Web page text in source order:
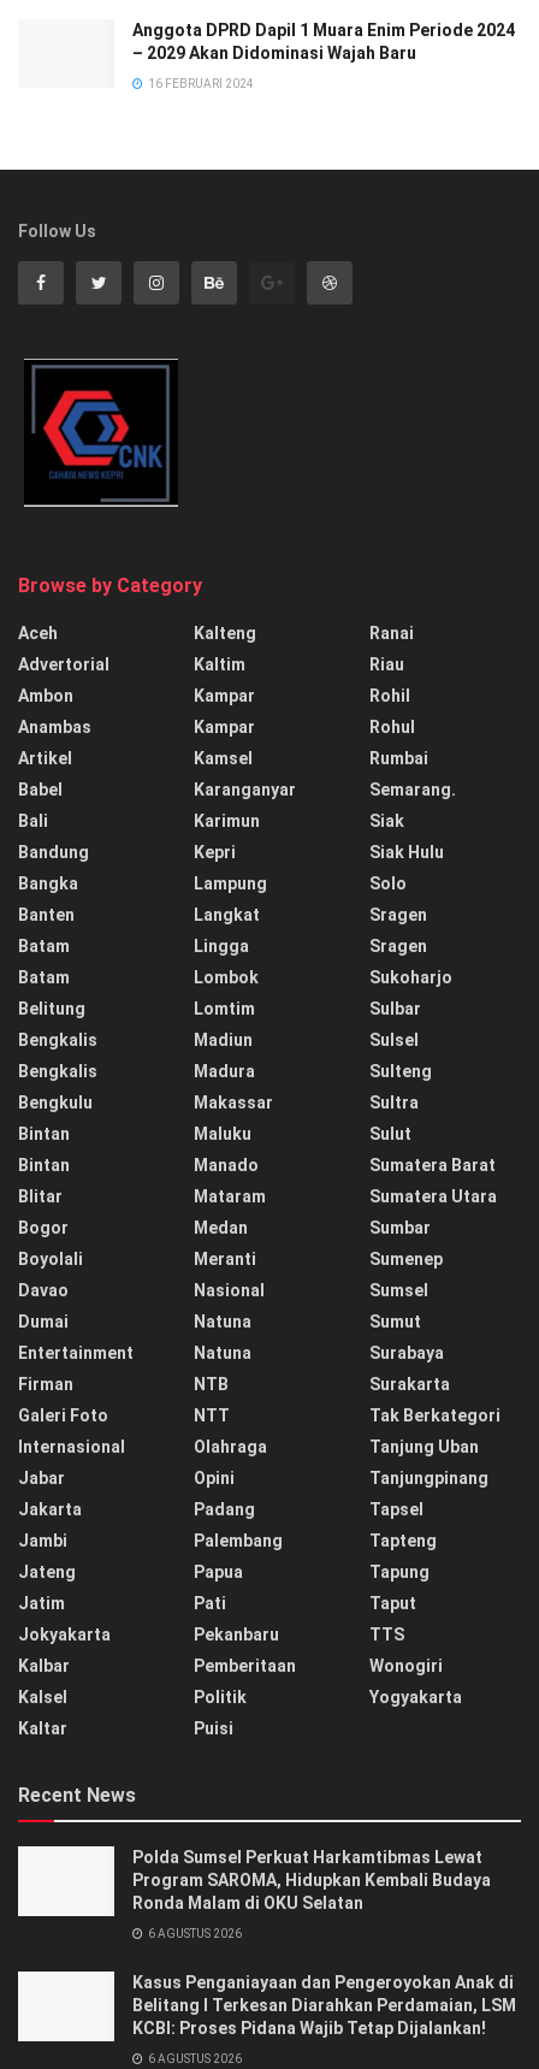
Anggota DPRD Dapil 1 Muara Enim Periode 2024
– 2029 Akan Didominasi Wajah Baru
16 FEBRUARI 2024
Follow Us
Browse by Category
Aceh
Advertorial
Ambon
Anambas
Artikel
Babel
Bali
Bandung
Bangka
Banten
Batam
Batam
Belitung
Bengkalis
Bengkalis
Bengkulu
Bintan
Bintan
Blitar
Bogor
Boyolali
Davao
Dumai
Entertainment
Firman
Galeri Foto
Internasional
Jabar
Jakarta
Jambi
Jateng
Jatim
Jokyakarta
Kalbar
Kalsel
Kaltar
Kalteng
Kaltim
Kampar
Kampar
Kamsel
Karanganyar
Karimun
Kepri
Lampung
Langkat
Lingga
Lombok
Lomtim
Madiun
Madura
Makassar
Maluku
Manado
Mataram
Medan
Meranti
Nasional
Natuna
Natuna
NTB
NTT
Olahraga
Opini
Padang
Palembang
Papua
Pati
Pekanbaru
Pemberitaan
Politik
Puisi
Ranai
Riau
Rohil
Rohul
Rumbai
Semarang.
Siak
Siak Hulu
Solo
Sragen
Sragen
Sukoharjo
Sulbar
Sulsel
Sulteng
Sultra
Sulut
Sumatera Barat
Sumatera Utara
Sumbar
Sumenep
Sumsel
Sumut
Surabaya
Surakarta
Tak Berkategori
Tanjung Uban
Tanjungpinang
Tapsel
Tapteng
Tapung
Taput
TTS
Wonogiri
Yogyakarta
Recent News
Polda Sumsel Perkuat Harkamtibmas Lewat
Program SAROMA, Hidupkan Kembali Budaya
Ronda Malam di OKU Selatan
6 AGUSTUS 2026
Kasus Penganiayaan dan Pengeroyokan Anak di
Belitang I Terkesan Diarahkan Perdamaian, LSM
KCBI: Proses Pidana Wajib Tetap Dijalankan!
6 AGUSTUS 2026